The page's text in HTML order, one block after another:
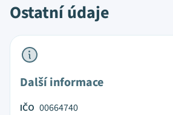
Ostatní údaje
Další informace
IČO 00664740